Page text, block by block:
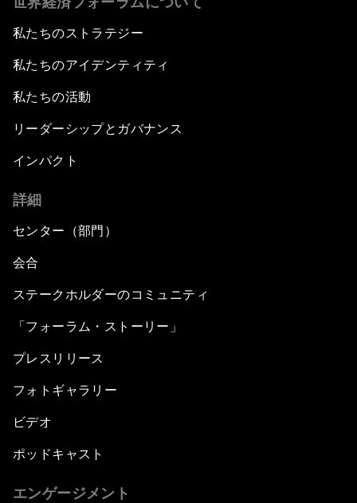
私たちのストラテジー
私たちのアイデンティティ
私たちの活動
リーダーシップとガバナンス
インパクト
詳細
センター（部門）
会合
ステークホルダーのコミュニティ
「フォーラム・ストーリー」
プレスリリース
フォトギャラリー
ビデオ
ポッドキャスト
エンゲージメント